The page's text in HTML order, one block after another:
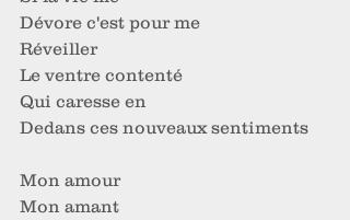
Dévore c'est pour me
Réveiller
Le ventre contenté
Qui caresse en
Dedans ces nouveaux sentiments
Mon amour
Mon amant